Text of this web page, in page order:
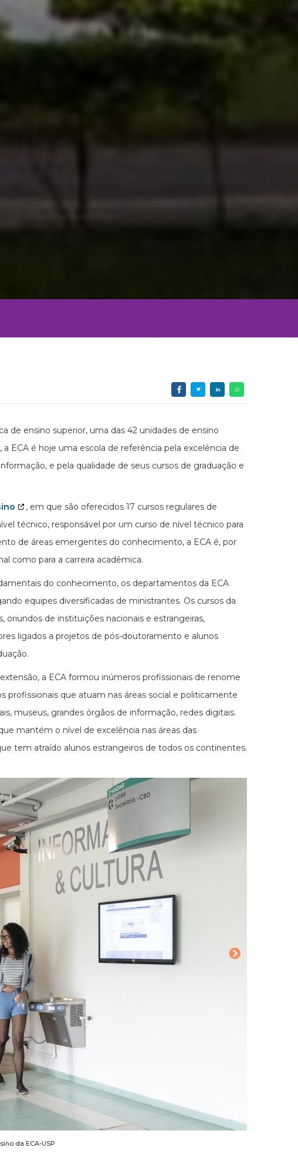
de ensino superior, uma das 42 unidades de ensino
ECA é hoje uma escola de referência pela excelência de
e pela qualidade de seus cursos de graduação e
, em que são oferecidos 17 cursos regulares de
técnico, responsável por um curso de nível técnico para
de áreas emergentes do conhecimento, a ECA é, por
como para a carreira acadêmica.
do conhecimento, os departamentos da ECA
equipes diversificadas de ministrantes. Os cursos da
de instituições nacionais e estrangeiras,
ligados a projetos de pós-doutoramento e alunos
a ECA formou inúmeros profissionais de renome
profissionais que atuam nas áreas social e politicamente
museus, grandes órgãos de informação, redes digitais.
mantém o nível de excelência nas áreas das
tem atraído alunos estrangeiros de todos os continentes.
da ECA-USP